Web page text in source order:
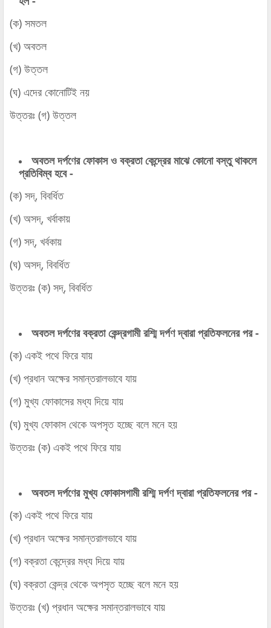
(ক) সমতল
(খ) অবতল
(গ) উত্তল
(ঘ) এদের কোনোটিই নয়
উত্তরঃ (গ) উত্তল
অবতল দর্পণের ফোকাস ও বক্রতা কেন্দ্রের মাঝে কোনো বস্তু থাকলে
প্রতিবিম্ব হবে -
(ক) সদ্‌, বিবর্ধিত
(খ) অসদ্‌, খর্বাকায়
(গ) সদ্‌, খর্বকায়
(ঘ) অসদ্‌, বিবর্ধিত
উত্তরঃ (ক) সদ্‌, বিবর্ধিত
অবতল দর্পণের বক্রতা কেন্দ্রগামী রশ্মি দর্পণ দ্বারা প্রতিফলনের পর -
(ক) একই পথে ফিরে যায়
(খ) প্রধান অক্ষের সমান্তরালভাবে যায়
(গ) মুখ্য ফোকাসের মধ্য দিয়ে যায়
(ঘ) মুখ্য ফোকাস থেকে অপসৃত হচ্ছে বলে মনে হয়
উত্তরঃ (ক) একই পথে ফিরে যায়
অবতল দর্পণের মুখ্য ফোকাসগামী রশ্মি দর্পণ দ্বারা প্রতিফলনের পর -
(ক) একই পথে ফিরে যায়
(খ) প্রধান অক্ষের সমান্তরালভাবে যায়
(গ) বক্রতা কেন্দ্রের মধ্য দিয়ে যায়
(ঘ) বক্রতা কেন্দ্র থেকে অপসৃত হচ্ছে বলে মনে হয়
উত্তরঃ (খ) প্রধান অক্ষের সমান্তরালভাবে যায়